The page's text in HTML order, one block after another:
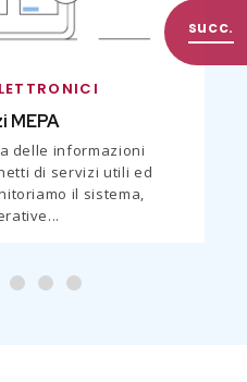
MEPA
delle informazioni
di servizi utili ed
il sistema,